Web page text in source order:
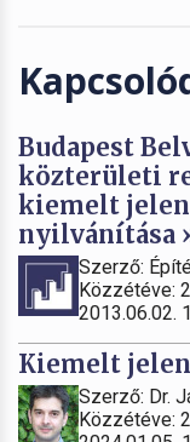
Budapest
közterületi
kiemelt
nyilvánítása
Szerző:
Közzétéve:
2013.06.02.
Kiemelt
Szerző: Dr.
Közzétéve: